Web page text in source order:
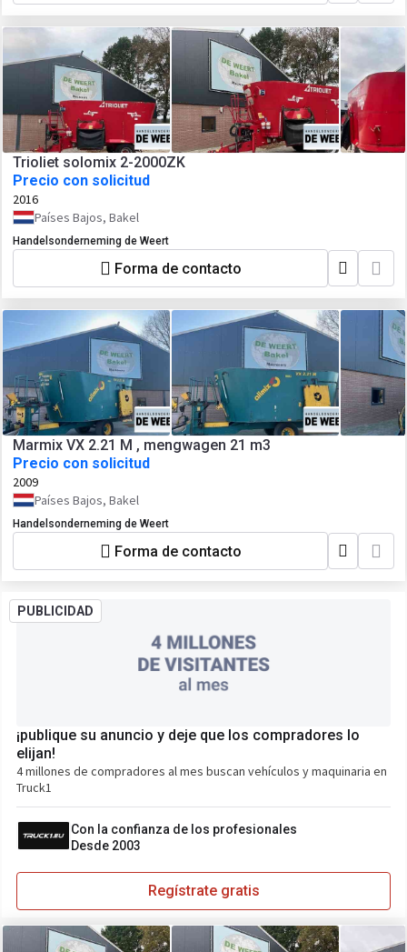
Trioliet solomix 2-2000ZK
Precio con solicitud
2016
Países Bajos, Bakel
Handelsonderneming de Weert
Forma de contacto
Marmix VX 2.21 M , mengwagen 21 m3
Precio con solicitud
2009
Países Bajos, Bakel
Handelsonderneming de Weert
Forma de contacto
PUBLICIDAD
¡publique su anuncio y deje que los compradores lo
elijan!
4 millones de compradores al mes buscan vehículos y maquinaria en
Truck1
Con la confianza de los profesionales
Desde 2003
Regístrate gratis